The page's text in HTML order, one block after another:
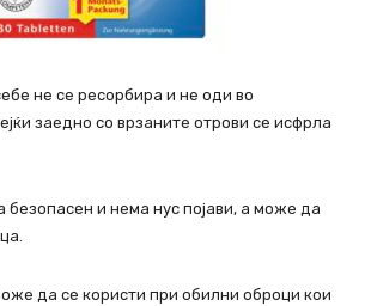
не се ресорбира и не оди во
заедно со врзаните отрови се исфрла
безопасен и нема нус појави, а може да
да се користи при обилни оброци кои